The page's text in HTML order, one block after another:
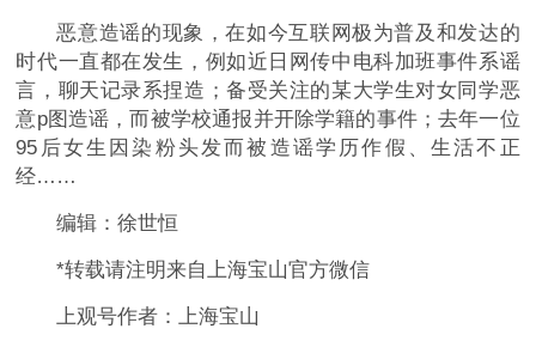
恶意造谣的现象，在如今互联网极为普及和发达的
时代一直都在发生，例如近日网传中电科加班事件系谣
言，聊天记录系捏造；备受关注的某大学生对女同学恶
意p图造谣，而被学校通报并开除学籍的事件；去年一位
95后女生因染粉头发而被造谣学历作假、生活不正
经……
编辑：徐世恒
*转载请注明来自上海宝山官方微信
上观号作者：上海宝山